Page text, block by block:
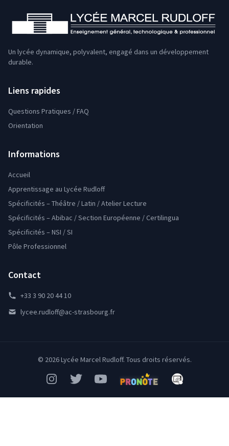
Un lycée dynamique, polyvalent, engagé dans un développement
durable.
Liens rapides
Questions Pratiques / FAQ
Orientation
Informations
Accueil
Apprentissage au Lycée Rudloff
Spécificités – Théâtre / Latin / Atelier Lecture
Spécificités – Abibac / Section Européenne / Certilingua
Spécificités – NSI / SI
Pôle Professionnel
Contact
+33 3 90 20 44 10
lycee.rudloff@ac-strasbourg.fr
© 2026 Lycée Marcel Rudloff. Tous droits réservés.
InstagramTwitterYouTubePronote Mon Bureau